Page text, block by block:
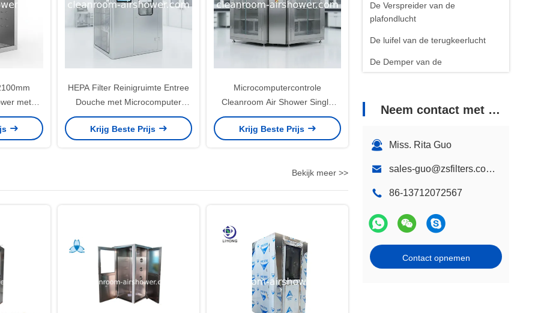
De Verspreider van de
plafondlucht
De luifel van de terugkeerlucht
De Demper van de
volumecontrole
Neem contact met ons op
Miss. Rita Guo
sales-guo@zsfilters.com sales@cleanroom-airshower.com
86-13712072567
Contact opnemen
met
de
HEPA Filter Reinigruimte Entree
Douche met Microcomputer
Besturingssysteem voor
Luchtdouche en
Krijg Beste Prijs
Microcomputercontrole
Cleanroom Air Shower Single
Double System met interlock
systeem dat oplossingen biedt
Krijg Beste Prijs
Bekijk meer >>